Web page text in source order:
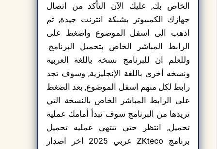
الخاص بك, عليك الآن التأكد من اتصال
جهازك الكمبيوتر بشبكة انترنت جيدة, ثم
اذهب الى اسفل الموضوع واضغط على
الرابط المباشر الخاص بتحميل البرنامج.
وللعلم ان للبرنامج نسخه باللغة العربية
ونسخه أخرى باللغة الإنجليزية, وسوف تجد
رابط لكل منهم اسفل الموضوع, بعد الضغط
على الرابط المباشر الخاص بالنسخة التي
تريدها من البرنامج سوف تبدأ أمامك عملية
تحميل, انتظر حتى تنتهى عمليه تحميل
برنامج ZKteco عربي 2025 اخر اصدار